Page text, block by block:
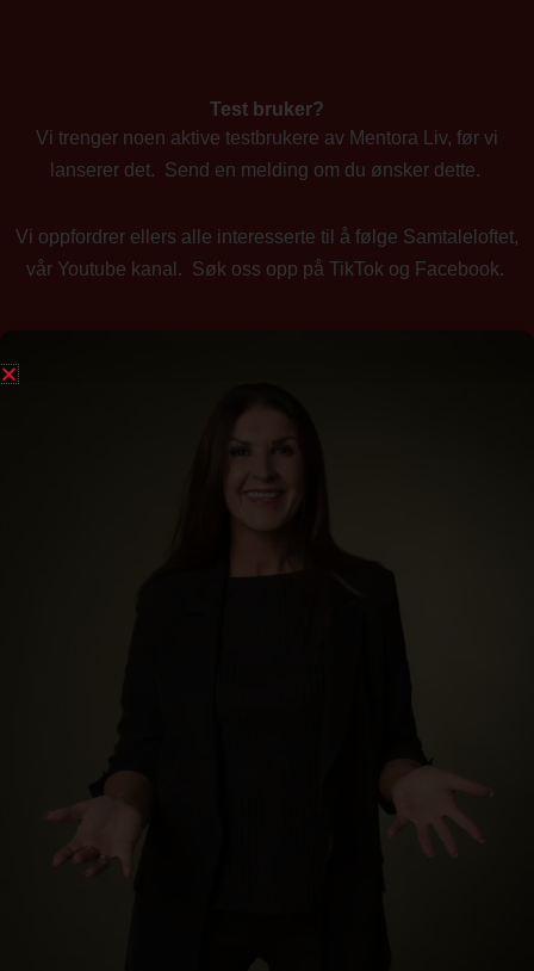
Test bruker?
Vi trenger noen aktive testbrukere av Mentora Liv, før vi
lanserer det. Send en melding om du ønsker dette.
Vi oppfordrer ellers alle interesserte til å følge Samtaleloftet,
vår Youtube kanal. Søk oss opp på TikTok og Facebook.